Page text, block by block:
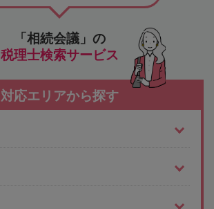
「相続会議」の
税理士検索サービス
対応エリアから探す